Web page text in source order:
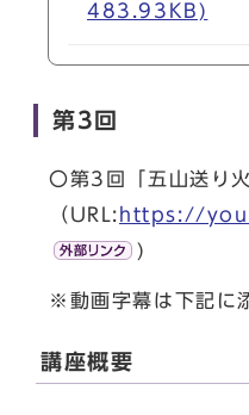
483.93KB)
第3回
〇第3回「五山送り
（URL: https://
)
※動画字幕は下記に
講座概要